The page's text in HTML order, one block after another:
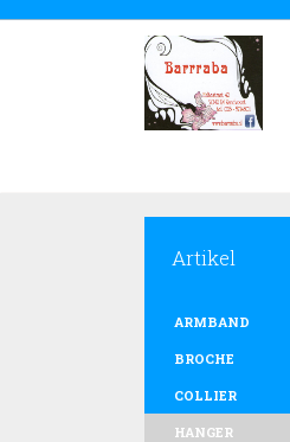
Artikel
ARMBAND
BROCHE
COLLIER
HANGER